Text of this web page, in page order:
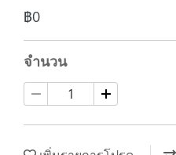
฿0
จำนวน